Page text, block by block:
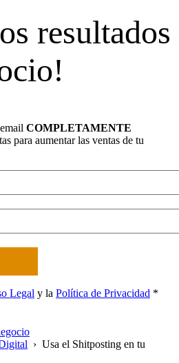
resultados
COMPLETAMENTE
para aumentar las ventas de tu
Legal y la Política de Privacidad *
› Usa el Shitposting en tu